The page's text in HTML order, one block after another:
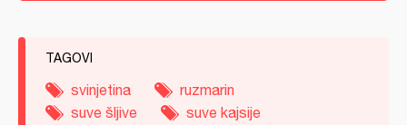
TAGOVI
svinjetina
ruzmarin
suve šljive
suve kajsije